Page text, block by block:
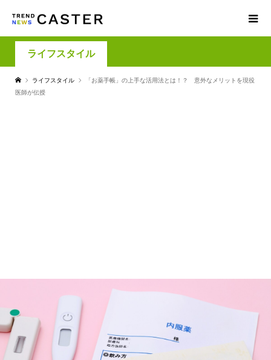
ライフスタイル
ライフスタイル
「お薬手帳」の上手な活用法とは！？ 意外なメリットを現役
医師が伝授